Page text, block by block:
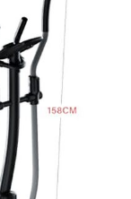
et aux
final ne
20